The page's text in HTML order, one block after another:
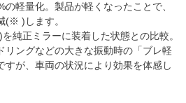
の軽量化。製品が軽くなったことで、
(※ )します。
純正ミラーに装着した状態との比較。
リングなどの大きな振動時の「ブレ軽
すが、車両の状況により効果を体感し